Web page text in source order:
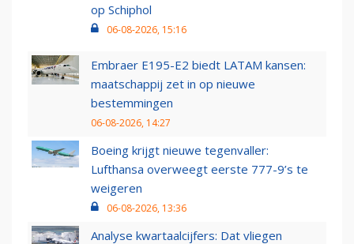
op Schiphol
06-08-2026, 15:16
Embraer E195-E2 biedt LATAM kansen:
maatschappij zet in op nieuwe
bestemmingen
06-08-2026, 14:27
Boeing krijgt nieuwe tegenvaller:
Lufthansa overweegt eerste 777-9’s te
weigeren
06-08-2026, 13:36
Analyse kwartaalcijfers: Dat vliegen